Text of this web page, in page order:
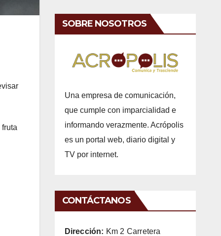
SOBRE NOSOTROS
Una empresa de comunicación,
que cumple con imparcialidad e
informando verazmente. Acrópolis
es un portal web, diario digital y
TV por internet.
CONTÁCTANOS
Dirección: Km 2 Carretera